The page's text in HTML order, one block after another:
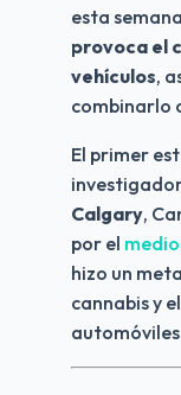
esta
provoca el
vehículos,
combinarlo
El primer
Calgary,
por el
hizo un
cannabis y